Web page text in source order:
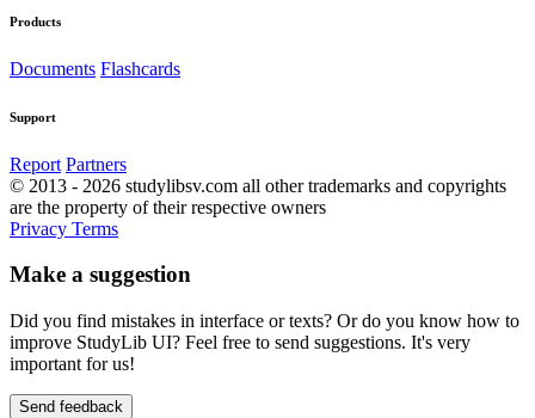
Products
Documents Flashcards
Support
Report Partners
© 2013 - 2026 studylibsv.com all other trademarks and copyrights
are the property of their respective owners
Privacy Terms
Make a suggestion
Did you find mistakes in interface or texts? Or do you know how to
improve StudyLib UI? Feel free to send suggestions. It's very
important for us!
Send feedback